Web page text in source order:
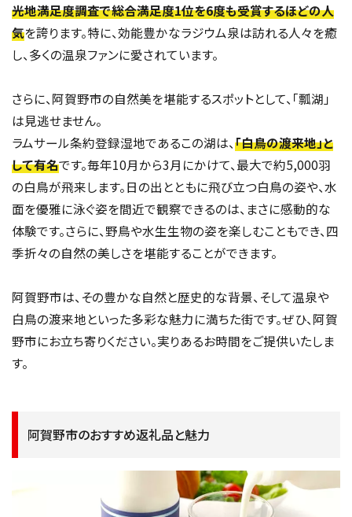
光地満足度調査で総合満足度1位を6度も受賞するほどの人
気を誇ります。特に、効能豊かなラジウム泉は訪れる人々を癒
し、多くの温泉ファンに愛されています。
さらに、阿賀野市の自然美を堪能するスポットとして、「瓢湖」
は見逃せません。
ラムサール条約登録湿地であるこの湖は、「白鳥の渡来地」と
して有名です。毎年10月から3月にかけて、最大で約5,000羽
の白鳥が飛来します。日の出とともに飛び立つ白鳥の姿や、水
面を優雅に泳ぐ姿を間近で観察できるのは、まさに感動的な
体験です。さらに、野鳥や水生生物の姿を楽しむこともでき、四
季折々の自然の美しさを堪能することができます。
阿賀野市は、その豊かな自然と歴史的な背景、そして温泉や
白鳥の渡来地といった多彩な魅力に満ちた街です。ぜひ、阿賀
野市にお立ち寄りください。実りあるお時間をご提供いたしま
す。
阿賀野市のおすすめ返礼品と魅力